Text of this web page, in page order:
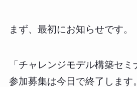
まず、最初にお知らせです。
「チャレンジモデル構築セミ
参加募集は今日で終了します。